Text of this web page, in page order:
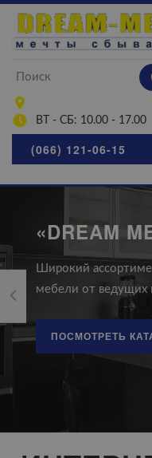
ВТ - СБ: 10.00 - 17.00
(066) 121-06-15
«DREAM
Широкий
мебели от ведущих
ПОСМОТРЕТЬ